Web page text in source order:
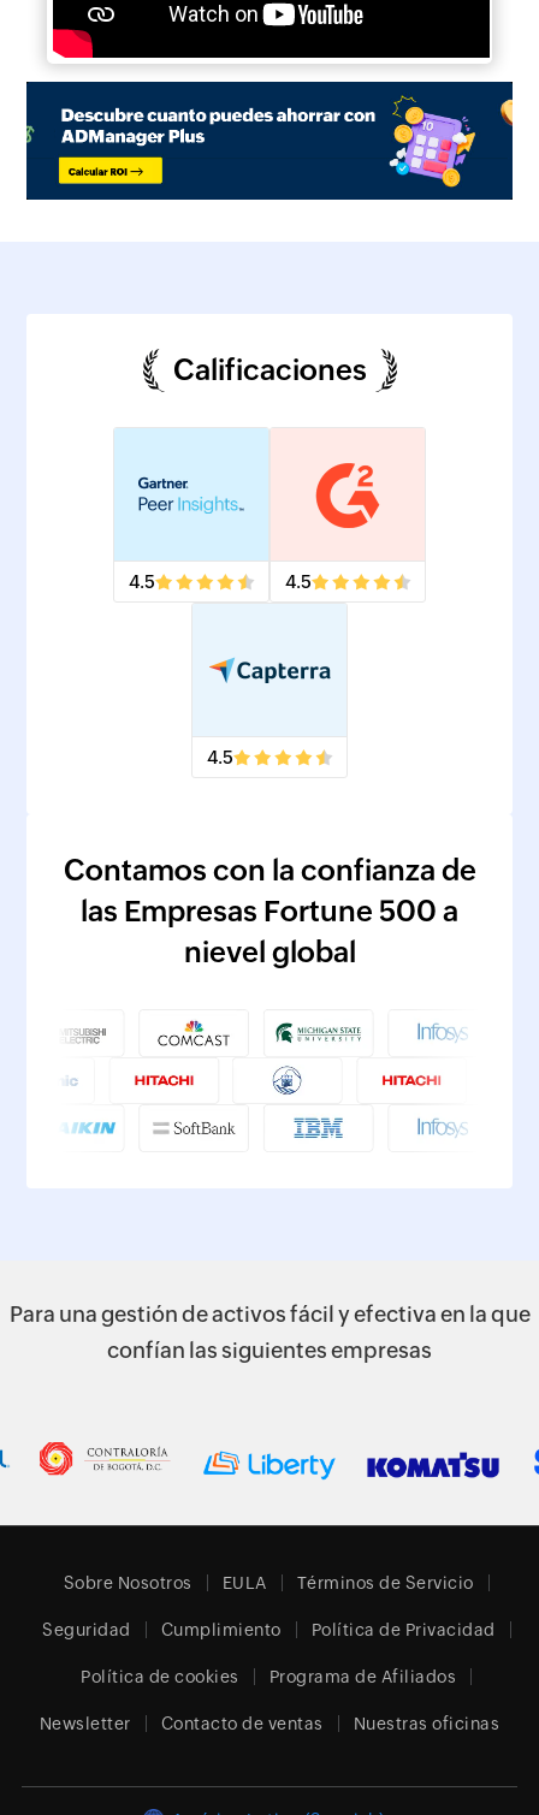
Calificaciones
4.5 4.5
4.5
Contamos con la confianza de
las Empresas Fortune 500 a
nievel global
Para una gestión de activos fácil y efectiva en la que
confían las siguientes empresas
Sobre Nosotros EULA Términos de Servicio
Seguridad Cumplimiento Política de Privacidad
Política de cookies Programa de Afiliados
Newsletter Contacto de ventas Nuestras oficinas